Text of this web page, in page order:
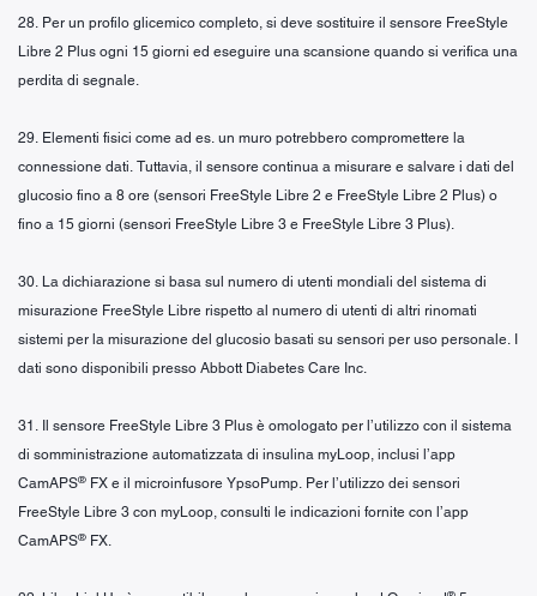
28. Per un profilo glicemico completo, si deve sostituire il sensore FreeStyle
Libre 2 Plus ogni 15 giorni ed eseguire una scansione quando si verifica una
perdita di segnale.
29. Elementi fisici come ad es. un muro potrebbero compromettere la
connessione dati. Tuttavia, il sensore continua a misurare e salvare i dati del
glucosio fino a 8 ore (sensori FreeStyle Libre 2 e FreeStyle Libre 2 Plus) o
fino a 15 giorni (sensori FreeStyle Libre 3 e FreeStyle Libre 3 Plus).
30. La dichiarazione si basa sul numero di utenti mondiali del sistema di
misurazione FreeStyle Libre rispetto al numero di utenti di altri rinomati
sistemi per la misurazione del glucosio basati su sensori per uso personale. I
dati sono disponibili presso Abbott Diabetes Care Inc.
31. Il sensore FreeStyle Libre 3 Plus è omologato per l’utilizzo con il sistema
di somministrazione automatizzata di insulina myLoop, inclusi l’app
CamAPS® FX e il microinfusore YpsoPump. Per l’utilizzo dei sensori
FreeStyle Libre 3 con myLoop, consulti le indicazioni fornite con l’app
CamAPS® FX.